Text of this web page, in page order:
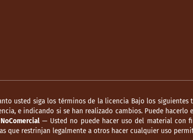
usted siga los términos de la licencia Bajo los siguientes
e indicando si se han realizado cambios. Puede
NoComercial— Usted no puede hacer uso del material con
que restrinjan legalmente a otros hacer cualquier uso